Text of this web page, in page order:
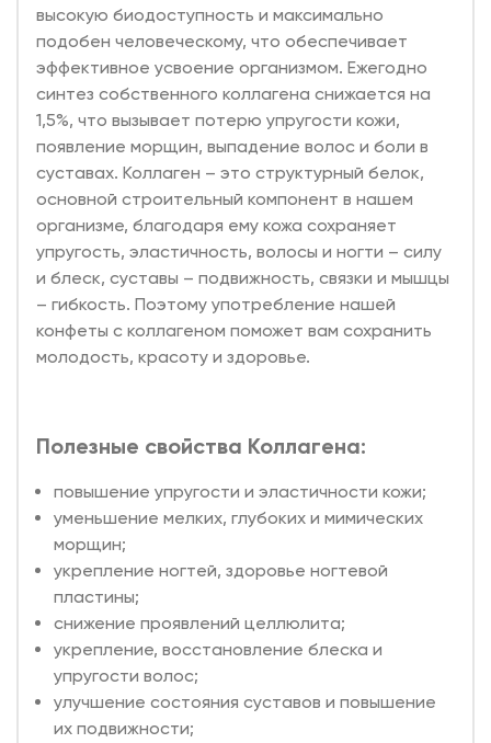
высокую биодоступность и максимально
подобен человеческому, что обеспечивает
эффективное усвоение организмом. Ежегодно
синтез собственного коллагена снижается на
1,5%, что вызывает потерю упругости кожи,
появление морщин, выпадение волос и боли в
суставах. Коллаген – это структурный белок,
основной строительный компонент в нашем
организме, благодаря ему кожа сохраняет
упругость, эластичность, волосы и ногти – силу
и блеск, суставы – подвижность, связки и мышцы
– гибкость. Поэтому употребление нашей
конфеты с коллагеном поможет вам сохранить
молодость, красоту и здоровье.
Полезные свойства Коллагена:
повышение упругости и эластичности кожи;
уменьшение мелких, глубоких и мимических
морщин;
укрепление ногтей, здоровье ногтевой
пластины;
снижение проявлений целлюлита;
укрепление, восстановление блеска и
упругости волос;
улучшение состояния суставов и повышение
их подвижности;